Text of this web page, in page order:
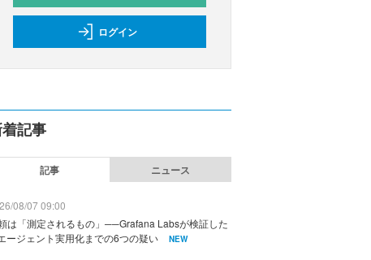
ログイン
記事
記事 ニュース
08/07 09:00
は「測定されるもの」──Grafana Labsが検証した
ージェント実用化までの6つの疑い
NEW